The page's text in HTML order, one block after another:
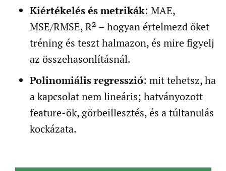
Kiértékelés és metrikák: MAE,
MSE/RMSE, R² – hogyan értelmezd őket
tréning és teszt halmazon, és mire figyelj
az összehasonlításnál.
Polinomiális regresszió: mit tehetsz, ha
a kapcsolat nem lineáris; hatványozott
feature-ök, görbeillesztés, és a túltanulás
kockázata.